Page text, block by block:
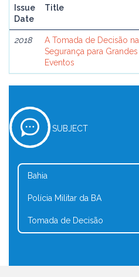
Issue
Date
Title
2018
A Tomada de Decisão na
Segurança para Grandes
Eventos
SUBJECT
Bahia
Polícia Militar da BA
Tomada de Decisão